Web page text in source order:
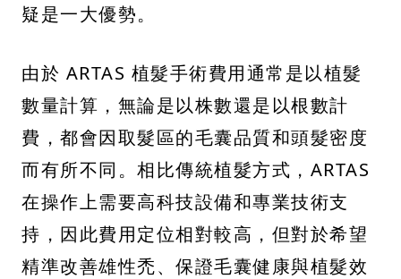
疑是一大優勢。
由於 ARTAS 植髮手術費用通常是以植髮
數量計算，無論是以株數還是以根數計
費，都會因取髮區的毛囊品質和頭髮密度
而有所不同。相比傳統植髮方式，ARTAS
在操作上需要高科技設備和專業技術支
持，因此費用定位相對較高，但對於希望
精準改善雄性禿、保證毛囊健康與植髮效